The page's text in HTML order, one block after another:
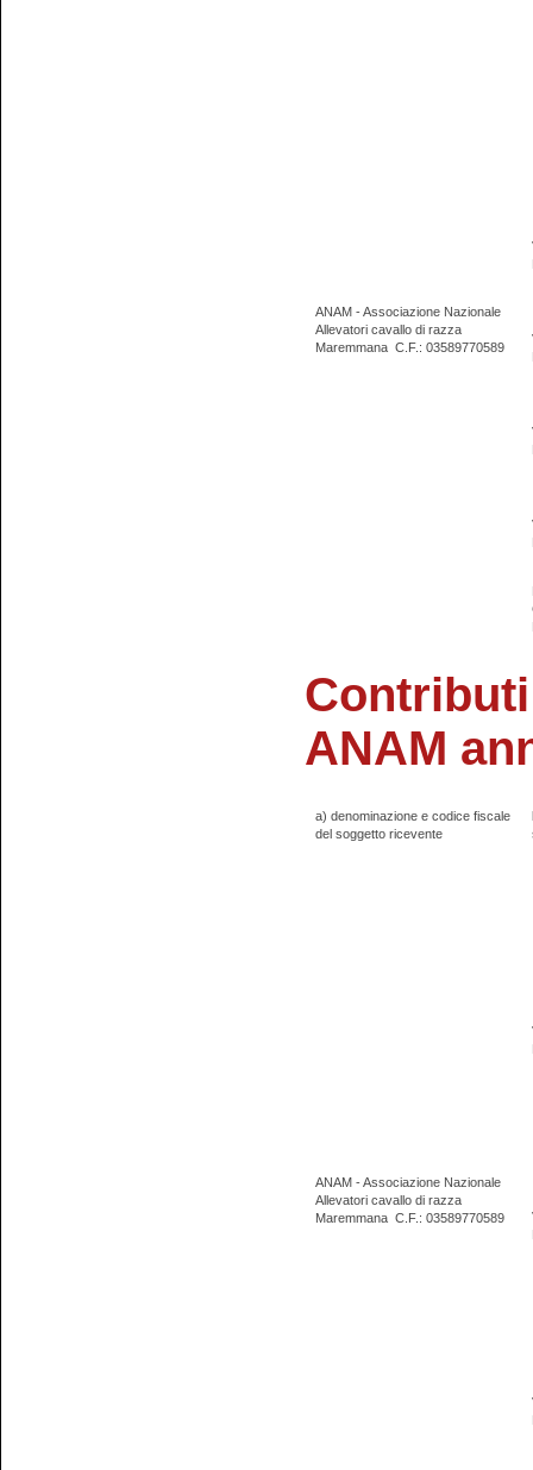
ANAM - Associazione Nazionale
Allevatori cavallo di razza
Maremmana C.F.: 03589770589
ANAM
a) denominazione e codice fiscale
del soggetto ricevente
ANAM - Associazione Nazionale
Allevatori cavallo di razza
Maremmana C.F.: 03589770589